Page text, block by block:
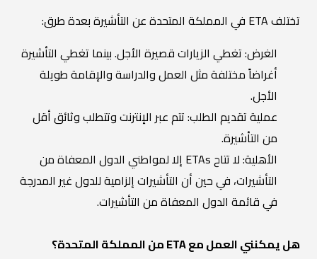
تختلف ETA في المملكة المتحدة عن التأشيرة بعدة طرق:
الغرض: تغطي الزيارات قصيرة الأجل. بينما تغطي التأشيرة
أغراضاً مختلفة مثل العمل والدراسة والإقامة طويلة
الأجل.
عملية تقديم الطلب: تتم عبر الإنترنت وتتطلب وثائق أقل
من التأشيرة.
الأهلية: لا تتاح ETAs إلا لمواطني الدول المعفاة من
التأشيرات، في حين أن التأشيرات إلزامية للدول غير المدرجة
في قائمة الدول المعفاة من التأشيرات.
هل يمكنني العمل مع ETA من المملكة المتحدة؟